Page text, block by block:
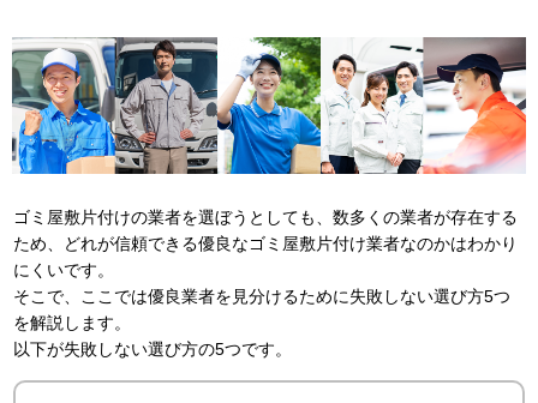
ゴミ屋敷片付けの業者を選ぼうとしても、数多くの業者が存在する
ため、どれが信頼できる優良なゴミ屋敷片付け業者なのかはわかり
にくいです。
そこで、ここでは優良業者を見分けるために失敗しない選び方5つ
を解説します。
以下が失敗しない選び方の5つです。